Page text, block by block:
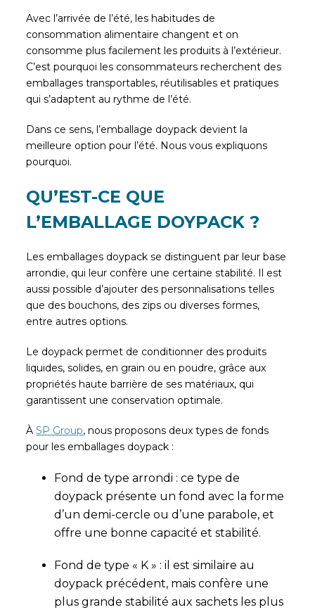
Avec l’arrivée de l’été, les habitudes de
consommation alimentaire changent et on
consomme plus facilement les produits à l’extérieur.
C’est pourquoi les consommateurs recherchent des
emballages transportables, réutilisables et pratiques
qui s’adaptent au rythme de l’été.
Dans ce sens, l’emballage doypack devient la
meilleure option pour l’été. Nous vous expliquons
pourquoi.
QU’EST-CE QUE
L’EMBALLAGE DOYPACK ?
Les emballages doypack se distinguent par leur base
arrondie, qui leur confère une certaine stabilité. Il est
aussi possible d’ajouter des personnalisations telles
que des bouchons, des zips ou diverses formes,
entre autres options.
Le doypack permet de conditionner des produits
liquides, solides, en grain ou en poudre, grâce aux
propriétés haute barrière de ses matériaux, qui
garantissent une conservation optimale.
ÀSP Group, nous proposons deux types de fonds
pour les emballages doypack :
Fond de type arrondi : ce type de
doypack présente un fond avec la forme
d’un demi-cercle ou d’une parabole, et
offre une bonne capacité et stabilité.
Fond de type « K » : il est similaire au
doypack précédent, mais confère une
plus grande stabilité aux sachets les plus